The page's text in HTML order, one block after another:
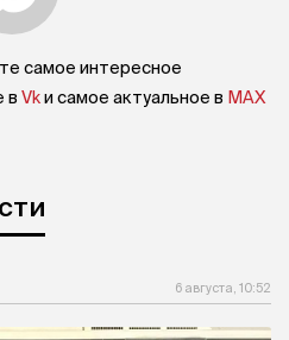
самое интересное
в Vkи самое актуальное в MAX
6 августа, 10:52